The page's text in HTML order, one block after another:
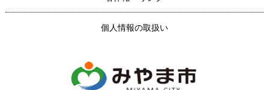
個人情報の取扱い